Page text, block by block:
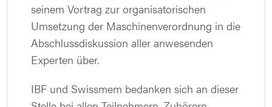
seinem Vortrag zur organisatorischen
Umsetzung der Maschinenverordnung in die
Abschlussdiskussion aller anwesenden
Experten über.
IBF und Swissmem bedanken sich an dieser